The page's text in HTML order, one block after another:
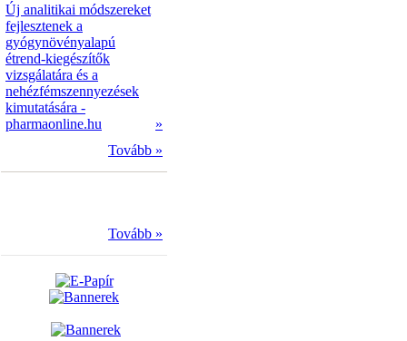
Új analitikai módszereket
fejlesztenek a
gyógynövényalapú
étrend-kiegészítők
vizsgálatára és a
nehézfémszennyezések
kimutatására -
pharmaonline.hu
»
Tovább »
Tovább »